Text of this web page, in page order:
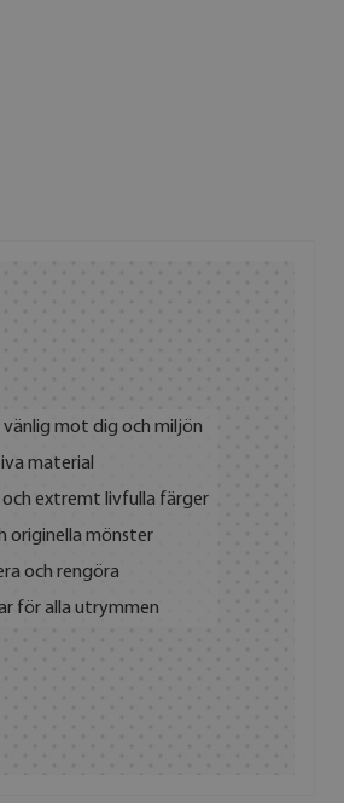
mot dig och miljön
material
extremt livfulla färger
originella mönster
och rengöra
för alla utrymmen